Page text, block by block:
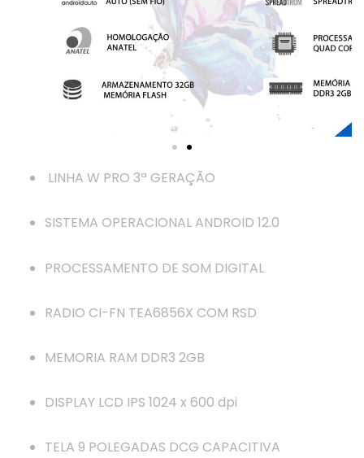
LINHA W PRO 3ª GERAÇÃO
SISTEMA OPERACIONAL ANDROID 12.0
PROCESSAMENTO DE SOM DIGITAL
RADIO CI-FN TEA6856X COM RSD
MEMORIA RAM DDR3 2GB
DISPLAY LCD IPS 1024 x 600 dpi
TELA 9 POLEGADAS DCG CAPACITIVA